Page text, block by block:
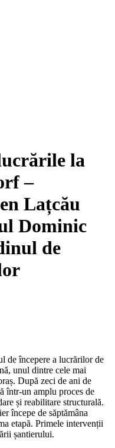
la
–
Lațcău
Dominic
de
de începere a lucrărilor de
unul dintre cele mai
După zeci de ani de
într-un amplu proces de
și reabilitare structurală.
începe de săptămâna
etapă. Primele intervenții
șantierului.